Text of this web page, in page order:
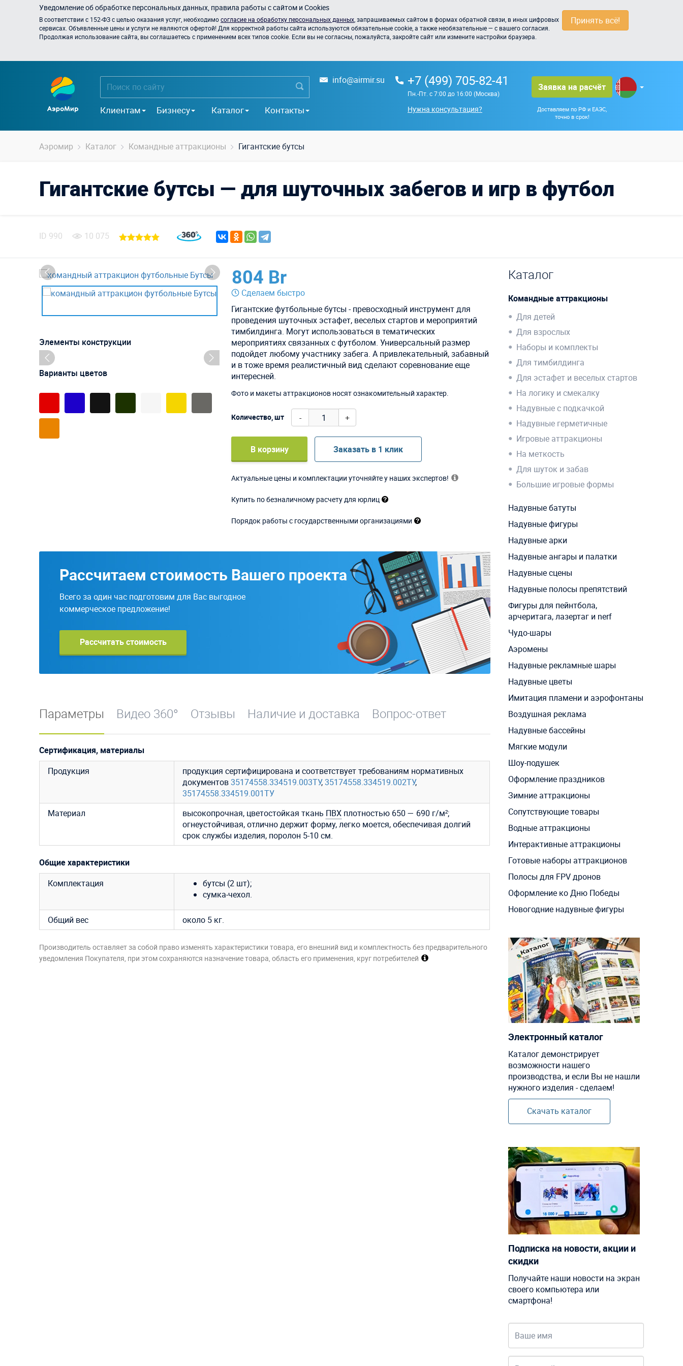
Принять всё!
Уведомление об обработке персональных данных, правила работы с сайтом и Cookies
В соответствии с 152-ФЗ с целью оказания услуг, необходимосогласие на обработку персональных данных , запрашиваемых сайтом в формах обратной связи, в иных цифровых
сервисах. Объявленные цены и услуги не являются офертой! Для корректной работы сайта используются обязательные cookie, а также необязательные — с вашего согласия.
Продолжая использование сайта, вы соглашаетесь с применением всех типов cookie. Если вы не согласны, пожалуйста, закройте сайт или измените настройки браузера.
Клиентам Бизнесу Каталог Контакты
info@airmir.su +7 (499) 705-82-41
Пн.-Пт. с 7:00 до 16:00 (Москва)
Нужна консультация?
Заявка на расчёт
Доставляем по РФ и ЕАЭС,
точно в срок!
Аэромир Каталог Командные аттракционы Гигантские бутсы
Гигантские бутсы — для шуточных забегов и игр в футбол
ID 990 10 075
Элементы конструкции
Варианты цветов
804 Br
Сделаем быстро
Гигантские футбольные бутсы - превосходный инструмент для
проведения шуточных эстафет, веселых стартов и мероприятий
тимбилдинга. Могут использоваться в тематических
мероприятиях связанных с футболом. Универсальный размер
подойдет любому участнику забега. А привлекательный, забавный
и в тоже время реалистичный вид сделают соревнование еще
интересней.
Фото и макеты аттракционов носят ознакомительный характер.
Количество, шт - +
В корзину Заказать в 1 клик
Актуальные цены и комплектации уточняйте у наших экспертов!
Купить по безналичному расчету для юрлиц
Порядок работы с государственными организациями
Рассчитаем стоимость Вашего проекта
Всего за один час подготовим для Вас выгодное
коммерческое предложение!
Рассчитать стоимость
Параметры Видео 360° Отзывы Наличие и доставка Вопрос-ответ
Сертификация, материалы
Продукция
продукция сертифицирована и соответствует требованиям нормативных
документов35174558.334519.003ТУ,35174558.334519.002ТУ,
35174558.334519.001ТУ
Материал
высокопрочная, цветостойкая ткань ПВХ плотностью 650 — 690 г/м²;
огнеустойчивая, отлично держит форму, легко моется, обеспечивая долгий
срок службы изделия, поролон 5-10 см.
Общие характеристики
Комплектация
бутсы (2 шт);
сумка-чехол.
Общий вес около 5 кг.
Производитель оставляет за собой право изменять характеристики товара, его внешний вид и комплектность без предварительного
уведомления Покупателя, при этом сохраняются назначение товара, область его применения, круг потребителей
Каталог
Командные аттракционы
Для детей
Для взрослых
Наборы и комплекты
Для тимбилдинга
Для эстафет и веселых стартов
На логику и смекалку
Надувные с подкачкой
Надувные герметичные
Игровые аттракционы
На меткость
Для шуток и забав
Большие игровые формы
Надувные батуты
Надувные фигуры
Надувные арки
Надувные ангары и палатки
Надувные сцены
Надувные полосы препятствий
Фигуры для пейнтбола,
арчеритага, лазертаг и nerf
Чудо-шары
Аэромены
Надувные рекламные шары
Надувные цветы
Имитация пламени и аэрофонтаны
Воздушная реклама
Надувные бассейны
Мягкие модули
Шоу-подушек
Оформление праздников
Зимние аттракционы
Сопутствующие товары
Водные аттракционы
Интерактивные аттракционы
Готовые наборы аттракционов
Полосы для FPV дронов
Оформление ко Дню Победы
Новогодние надувные фигуры
Электронный каталог
Каталог демонстрирует
возможности нашего
производства, и если Вы не нашли
нужного изделия - сделаем!
Скачать каталог
Подписка на новости, акции и
скидки
Получайте наши новости на экран
своего компьютера или
смартфона!